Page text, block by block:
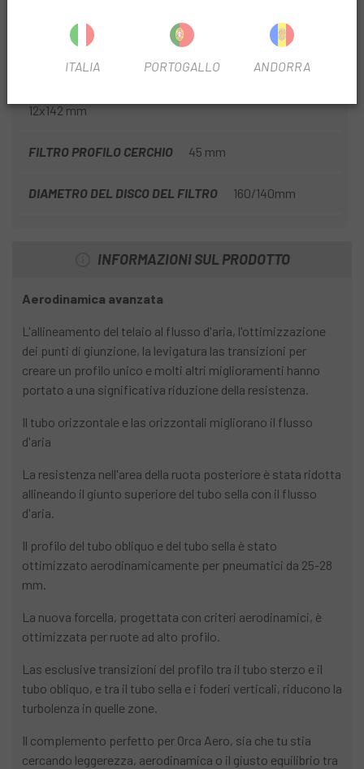
N. PIASTRE FILTRANTI 2
12x142 mm
FILTRO PROFILO CERCHIO 45 mm
DIAMETRO DEL DISCO DEL FILTRO 160/140mm
INFORMAZIONI SUL PRODOTTO
Aerodinamica avanzata
L'allineamento del telaio al flusso d'aria, l'ottimizzazione
dei punti di giunzione, la levigatura las transizioni per
creare un profilo unico e molti altri miglioramenti hanno
portato a una significativa riduzione della resistenza.
Il tubo orizzontale e las orizzontali migliorano il flusso
d'aria
La resistenza nell'area della ruota posteriore è stata ridotta
allineando il giunto superiore del tubo sella con il flusso
d'aria.
Il profilo del tubo obliquo e del tubo sella è stato
ottimizzato aerodinamicamente per pneumatici da 25-28
mm.
La nuova forcella, progettata con criteri aerodinamici, è
ottimizzata per ruote ad alto profilo.
Las esclusive transizioni del profilo tra il tubo sterzo e il
tubo obliquo, e tra il tubo sella e i foderi verticali, riducono la
turbolenza in quelle zone.
Il complemento perfetto per Orca Aero, sia che tu stia
cercando leggerezza, aerodinamica o il giusto equilibrio tra
ITALIA PORTOGALLO ANDORRA